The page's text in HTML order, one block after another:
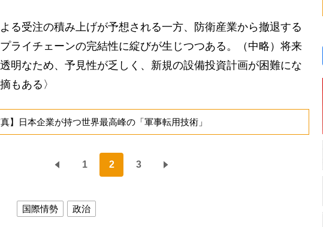
よる受注の積み上げが予想される一方、防衛産業から撤退する
ライチェーンの完結性に綻びが生じつつある。（中略）将来
明なため、予見性が乏しく、新規の設備投資計画が困難にな
もある〉
】日本企業が持つ世界最高峰の「軍事転用技術」
1 2 3
国際情勢 政治